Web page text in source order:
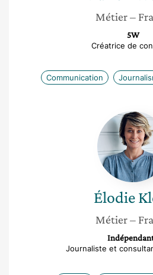
Métier–
5W
Créatrice de
Communication
Klein
Élodie
Métier–
Journaliste et